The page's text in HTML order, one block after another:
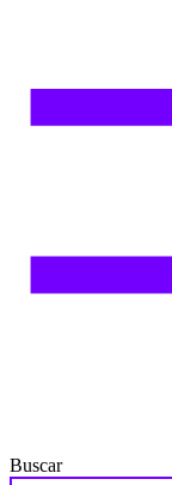
Buscar